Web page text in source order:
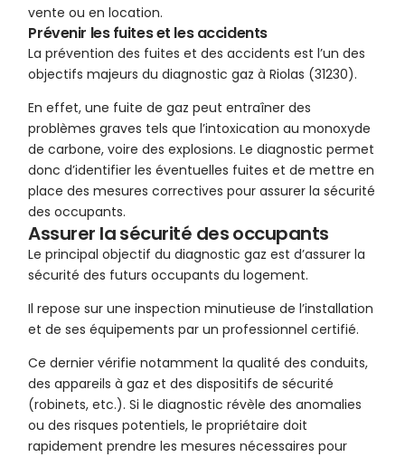
vente ou en location.
Prévenir les fuites et les accidents
La prévention des fuites et des accidents est l’un des
objectifs majeurs du diagnostic gaz à Riolas (31230).
En effet, une fuite de gaz peut entraîner des
problèmes graves tels que l’intoxication au monoxyde
de carbone, voire des explosions. Le diagnostic permet
donc d’identifier les éventuelles fuites et de mettre en
place des mesures correctives pour assurer la sécurité
des occupants.
Assurer la sécurité des occupants
Le principal objectif du diagnostic gaz est d’assurer la
sécurité des futurs occupants du logement.
Il repose sur une inspection minutieuse de l’installation
et de ses équipements par un professionnel certifié.
Ce dernier vérifie notamment la qualité des conduits,
des appareils à gaz et des dispositifs de sécurité
(robinets, etc.). Si le diagnostic révèle des anomalies
ou des risques potentiels, le propriétaire doit
rapidement prendre les mesures nécessaires pour